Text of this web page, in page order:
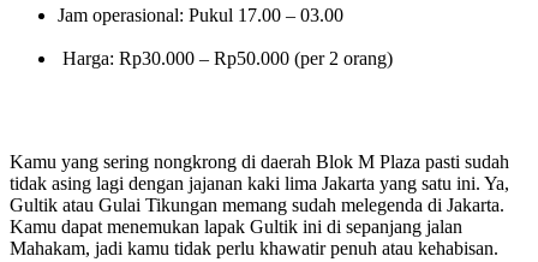
Jam operasional: Pukul 17.00 – 03.00
Harga: Rp30.000 – Rp50.000 (per 2 orang)
Kamu yang sering nongkrong di daerah Blok M Plaza pasti sudah
tidak asing lagi dengan jajanan kaki lima Jakarta yang satu ini. Ya,
Gultik atau Gulai Tikungan memang sudah melegenda di Jakarta.
Kamu dapat menemukan lapak Gultik ini di sepanjang jalan
Mahakam, jadi kamu tidak perlu khawatir penuh atau kehabisan.